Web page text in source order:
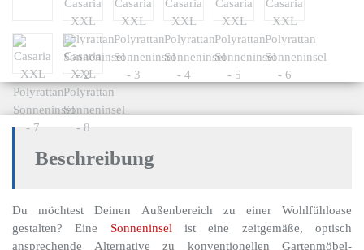
Beschreibung
Du möchtest Deinen Außenbereich zu einer Wohlfühloase
gestalten? Eine Sonneninsel ist eine zeitgemäße, optisch
ansprechende Alternative zu konventionellen Gartenmöbel-